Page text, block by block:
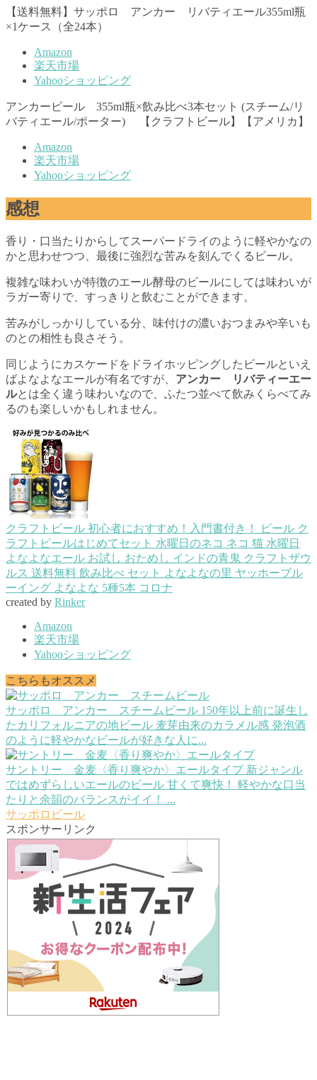
【送料無料】サッポロ アンカー リバティエール355ml瓶
×1ケース（全24本）
Amazon
楽天市場
Yahooショッピング
アンカービール 355ml瓶×飲み比べ3本セット (スチーム/リ
バティエール/ポーター) 【クラフトビール】【アメリカ】
Amazon
楽天市場
Yahooショッピング
感想
香り・口当たりからしてスーパードライのように軽やかなの
かと思わせつつ、最後に強烈な苦みを刻んでくるビール。
複雑な味わいが特徴のエール酵母のビールにしては味わいが
ラガー寄りで、すっきりと飲むことができます。
苦みがしっかりしている分、味付けの濃いおつまみや辛いも
のとの相性も良さそう。
同じようにカスケードをドライホッピングしたビールといえ
ばよなよなエールが有名ですが、 アンカー リバティーエー
ルとは全く違う味わいなので、ふたつ並べて飲みくらべてみ
るのも楽しいかもしれません。
クラフトビール 初心者におすすめ！入門書付き！ ビール ク
ラフトビールはじめてセット 水曜日のネコ ネコ 猫 水曜日
よなよなエール お試し おためし インドの青鬼 クラフトザウ
ルス 送料無料 飲み比べ セット よなよなの里 ヤッホーブル
ーイング よなよな 5種5本 コロナ
created by Rinker
Amazon
楽天市場
Yahooショッピング
こちらもオススメ
サッポロ アンカー スチームビール 150年以上前に誕生し
たカリフォルニアの地ビール 麦芽由来のカラメル感 発泡酒
のように軽やかなビールが好きな人に...
サントリー 金麦〈香り爽やか〉エールタイプ新ジャンル
ではめずらしいエールのビール 甘くて爽快！ 軽やかな口当
たりと余韻のバランスがイイ！ ...
サッポロビール
スポンサーリンク